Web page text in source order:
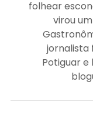
folhear
virou
jornalista
Potiguar e